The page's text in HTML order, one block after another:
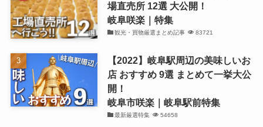
場直売所 12選 大公開！
岐阜咲楽｜特集
観光・買物厳選まとめ記事 83721
【2022】岐阜駅周辺の美味しいお
店 おすすめ 9選 まとめて一挙大公
開！
岐阜市咲楽｜岐阜駅前特集
最新厳選特集 54658